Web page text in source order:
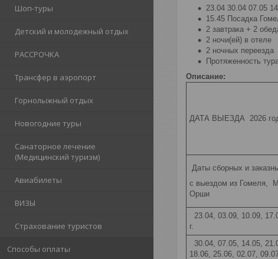
Шоп-туры
Детский и молодежный отдых
РАССРОЧКА
Трансфер в аэропорт
Горнолыжный отдых
Новогодние туры
Санаторное лечение
(Медицинский туризм)
Авиабилеты
ВИЗЫ
Страхование туристов
Способы оплаты
23.04 30.04 07.05
15.45 Посадка
2 завтрака + 2
2 ночи(ей) в отеле
2 ночных переезда
Протяженность
Описание:
ДАТА ВЫЕЗДА 2026
Даты сборных и
с выездом из Гомеля,
Орши
23.04, 03.09, 10.09,
г.
30.04, 07.05, 14.05,
18.06, 25.06, 02.07,